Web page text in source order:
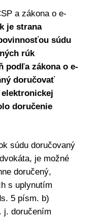
a zákona o e-
je strana
súdu
rúk
podľa zákona o e-
doručovať
doručenie
súdu doručovaný
je možné
doručený,
s uplynutím
5 písm. b)
j. doručením